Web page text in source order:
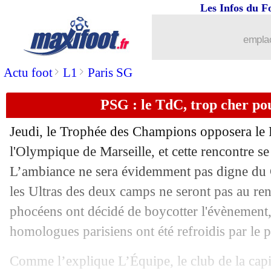
Actu foot> L1 > Paris SG
Les Infos du
PSG : le TdC, trop cher
Jeudi, le Trophée des Champions opposera
l'Olympique de Marseille, et cette rencontre
L’ambiance ne sera évidemment pas digne
les Ultras des deux camps ne seront pas au
phocéens ont décidé de boycotter
homologues parisiens ont été refroidis par le
Comme l’explique L’Équipe, le club de la
Strasbourg : Rosenior, les joueurs
07/01 Sondage MF: Lens ne remportera
07/01 Roma: Naples se penche sur Dovbyk
07/01 Atletico: Thiago Almada poussé vers
07/01 CdM 2026 : Weah dénonce le prix
07/01 Paris FC: Koleosho arrive de
Barça : un nouveau joueur de